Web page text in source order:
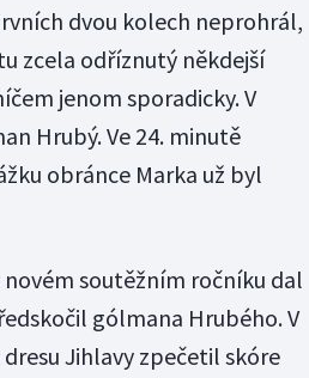
dvou kolech neprohrál,
zcela odříznutý někdejší
jenom sporadicky. V
Hrubý. Ve 24. minutě
obránce Marka už byl
soutěžním ročníku dal
gólmana Hrubého. V
Jihlavy zpečetil skóre